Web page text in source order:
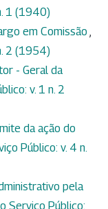
1 (1940)
em Comissão ,
2 (1954)
- Geral da
v. 1 n. 2
da ação do
Público: v. 4 n.
pela
Serviço Público: